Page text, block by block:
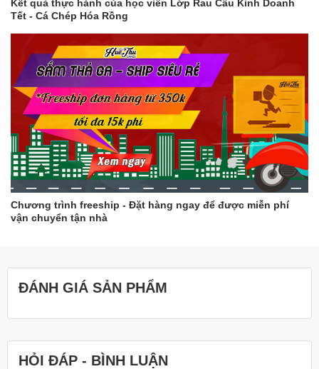
Kết quả thực hành của học viên Lớp Rau Câu Kinh Doanh
Tết - Cá Chép Hóa Rồng
Chương trình freeship - Đặt hàng ngay để được miễn phí
vận chuyển tận nhà
ĐÁNH GIÁ SẢN PHẨM
HỎI ĐÁP - BÌNH LUẬN